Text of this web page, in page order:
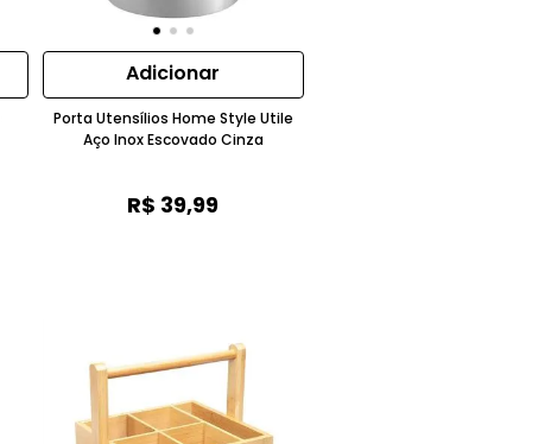
Adicionar
Porta Utensílios Home Style Utile
Aço Inox Escovado Cinza
R$ 39,99